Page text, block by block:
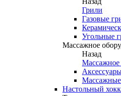
Грили
Газовые
Угольные
Массажное
Назад
Массажное
Настольный